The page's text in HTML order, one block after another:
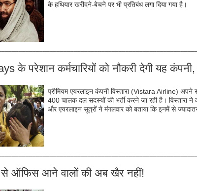
के हथियार खरीदने-बेचने पर भी प्रतिबंध लगा दिया गया है।
के परेशान कर्मचारियों को नौकरी देगी यह
प्रीमियम एयरलाइन कंपनी विस्तारा (Vistara Airline)
400 चालक दल सदस्यों की भर्ती करने जा रही है। विस्तारा
और एयरलाइन सूत्रों ने मंगलवार को बताया कि इनमें से
से ऑफिस आने वालों की अब खैर नहीं!